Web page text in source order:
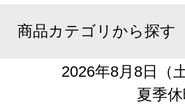
商品カテゴリから探す
2026年8月8日（
夏季